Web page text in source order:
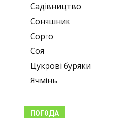
Садівництво
Соняшник
Сорго
Соя
Цукрові буряки
Ячмінь
ПОГОДА